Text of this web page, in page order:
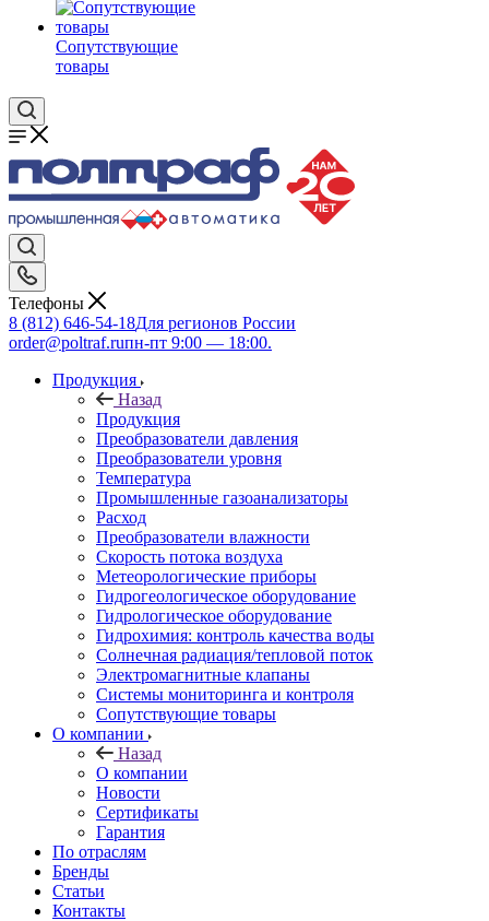
Сопутствующие
товары
Телефоны
8 (812) 646-54-18Для регионов России
order@poltraf.ruпн-пт 9:00 — 18:00.
Продукция
Назад
Продукция
Преобразователи давления
Преобразователи уровня
Температура
Промышленные газоанализаторы
Расход
Преобразователи влажности
Скорость потока воздуха
Метеорологические приборы
Гидрогеологическое оборудование
Гидрологическое оборудование
Гидрохимия: контроль качества воды
Солнечная радиация/тепловой поток
Электромагнитные клапаны
Системы мониторинга и контроля
Сопутствующие товары
О компании
Назад
О компании
Новости
Сертификаты
Гарантия
По отраслям
Бренды
Статьи
Контакты